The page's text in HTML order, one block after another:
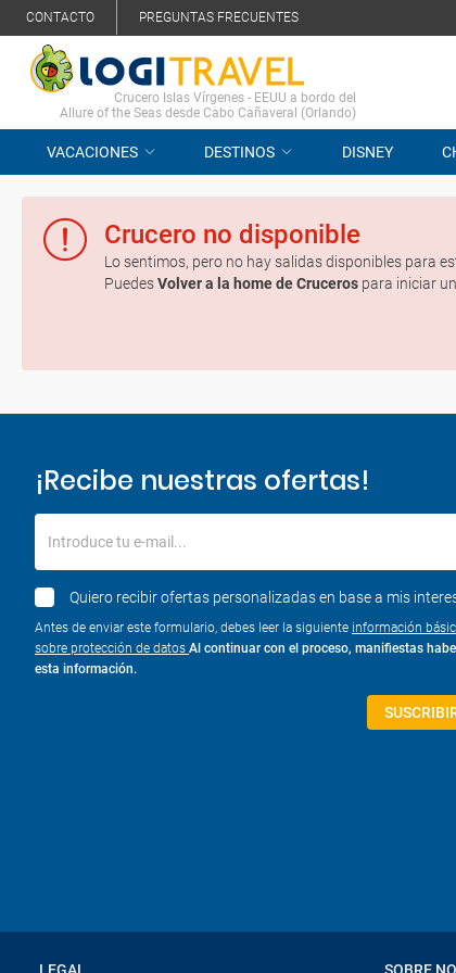
CONTACTO PREGUNTAS FRECUENTES
Crucero Islas Vírgenes - EEUU a bordo del
Allure of the Seas desde Cabo Cañaveral (Orlando)
VACACIONES DESTINOS DISNEY
Crucero no disponible
Lo sentimos, pero no hay salidas disponibles para
PuedesVolver a la home de Cruceros para iniciar
¡Recibe nuestras ofertas!
Introduce tu e-mail...
Quiero recibir ofertas personalizadas en base a mis
Antes de enviar este formulario, debes leer la siguiente información
sobre protección de datos Al continuar con el proceso, manifiestas
esta información.